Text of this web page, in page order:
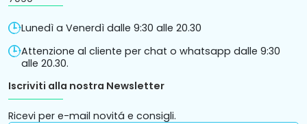
Lunedì a Venerdì dalle 9:30 alle 20.30
Attenzione al cliente per chat o whatsapp dalle 9:30
alle 20.30.
Iscriviti alla nostra Newsletter
Ricevi per e-mail novitá e consigli.